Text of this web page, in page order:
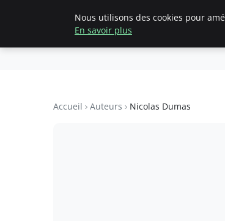
Accueil Création
Accueil Auteurs Nicolas Dumas
Nous utilisons des cookies pour
En savoir plus